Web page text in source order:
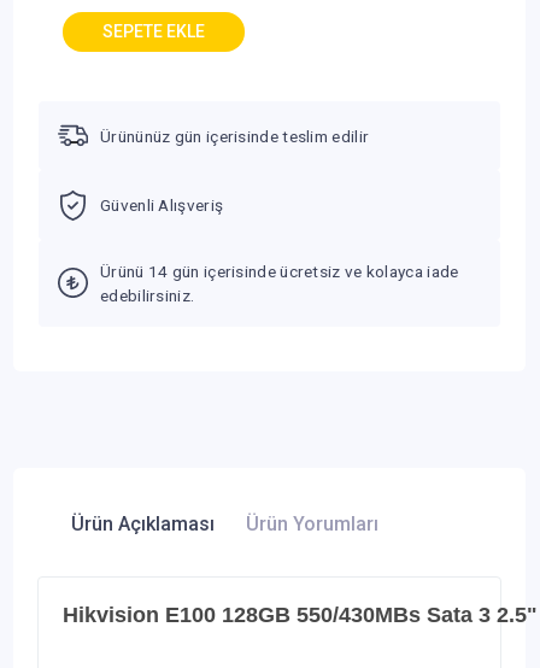
Ürününüz gün içerisinde teslim edilir
Güvenli Alışveriş
Ürünü 14 gün içerisinde ücretsiz ve kolayca iade
edebilirsiniz.
Ürün Açıklaması Ürün Yorumları
Hikvision E100 128GB 550/430MBs Sata 3